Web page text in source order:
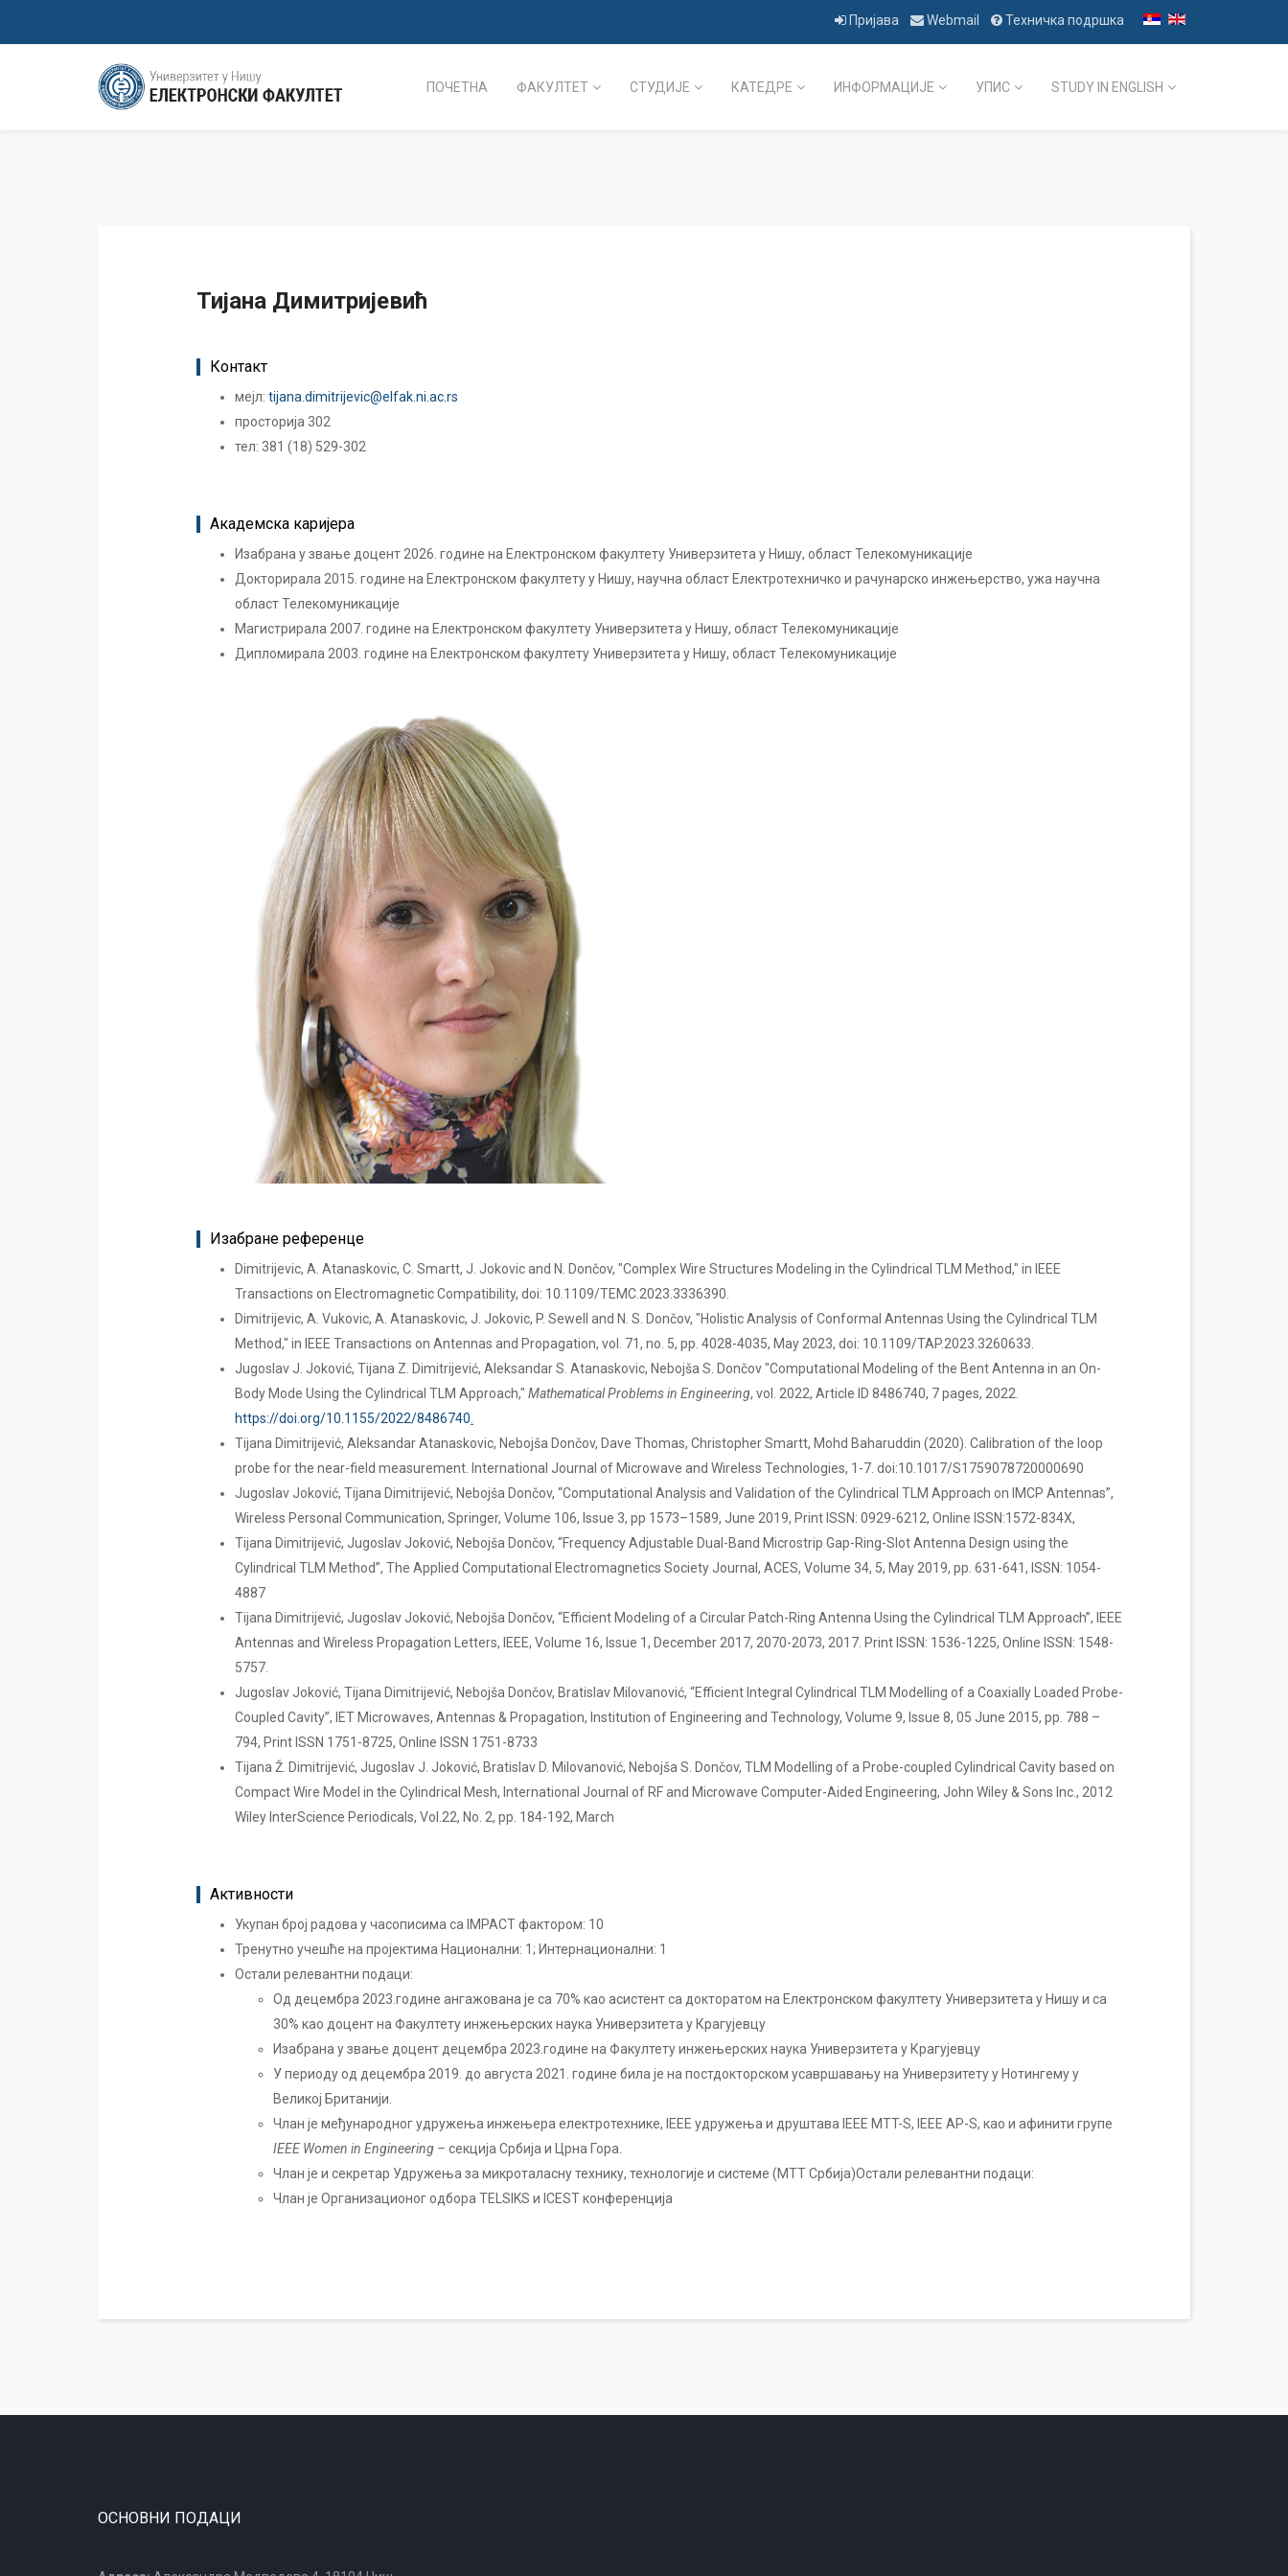
Пријава Webmail Техничка подршка
ПОЧЕТНА ФАКУЛТЕТ СТУДИЈЕ КАТЕДРЕ ИНФОРМАЦИЈЕ УПИС STUDY IN ENGLISH
Тијана Димитријевић
Контакт
мејл: tijana.dimitrijevic@elfak.ni.ac.rs
просторија 302
тел: 381 (18) 529-302
Академска каријера
Изабрана у звање доцент 2026. године на Електронском факултету Универзитета у Нишу, област Телекомуникације
Докторирала 2015. године на Електронском факултету у Нишу, научна област Електротехничко и рачунарско инжењерство, ужа научна
област Телекомуникације
Магистрирала 2007. године на Електронском факултету Универзитета у Нишу, област Телекомуникације
Дипломирала 2003. године на Електронском факултету Универзитета у Нишу, област Телекомуникације
Изабране референце
Dimitrijevic, A. Atanaskovic, C. Smartt, J. Jokovic and N. Dončov, "Complex Wire Structures Modeling in the Cylindrical TLM Method," in IEEE
Transactions on Electromagnetic Compatibility, doi: 10.1109/TEMC.2023.3336390.
Dimitrijevic, A. Vukovic, A. Atanaskovic, J. Jokovic, P. Sewell and N. S. Dončov, "Holistic Analysis of Conformal Antennas Using the Cylindrical TLM
Method," in IEEE Transactions on Antennas and Propagation, vol. 71, no. 5, pp. 4028-4035, May 2023, doi: 10.1109/TAP.2023.3260633.
Jugoslav J. Joković, Tijana Z. Dimitrijević, Aleksandar S. Atanaskovic, Nebojša S. Dončov "Computational Modeling of the Bent Antenna in an On-
Body Mode Using the Cylindrical TLM Approach," Mathematical Problems in Engineering, vol. 2022, Article ID 8486740, 7 pages, 2022.
https://doi.org/10.1155/2022/8486740
Tijana Dimitrijević, Aleksandar Atanaskovic, Nebojša Dončov, Dave Thomas, Christopher Smartt, Mohd Baharuddin (2020). Calibration of the loop
probe for the near-field measurement. International Journal of Microwave and Wireless Technologies, 1-7. doi:10.1017/S1759078720000690
Jugoslav Joković, Tijana Dimitrijević, Nebojša Dončov, “Computational Analysis and Validation of the Cylindrical TLM Approach on IMCP Antennas”,
Wireless Personal Communication, Springer, Volume 106, Issue 3, pp 1573–1589, June 2019, Print ISSN: 0929-6212, Online ISSN:1572-834X,
Tijana Dimitrijević, Jugoslav Joković, Nebojša Dončov, “Frequency Adjustable Dual-Band Microstrip Gap-Ring-Slot Antenna Design using the
Cylindrical TLM Method”, The Applied Computational Electromagnetics Society Journal, ACES, Volume 34, 5, May 2019, pp. 631-641, ISSN: 1054-
4887
Tijana Dimitrijević, Jugoslav Joković, Nebojša Dončov, “Efficient Modeling of a Circular Patch-Ring Antenna Using the Cylindrical TLM Approach”, IEEE
Antennas and Wireless Propagation Letters, IEEE, Volume 16, Issuе 1, December 2017, 2070-2073, 2017. Print ISSN: 1536-1225, Online ISSN: 1548-
5757.
Jugoslav Joković, Tijana Dimitrijević, Nebojša Dončov, Bratislav Milovanović, “Efficient Integral Cylindrical TLM Modelling of a Coaxially Loaded Probe-
Coupled Cavity”, IET Microwaves, Antennas & Propagation, Institution of Engineering and Technology, Volume 9, Issue 8, 05 June 2015, pp. 788 –
794, Print ISSN 1751-8725, Online ISSN 1751-8733
Tijana Ž. Dimitrijević, Jugoslav J. Joković, Bratislav D. Milovanović, Nebojša S. Dončov, TLM Modelling of a Probe-coupled Cylindrical Cavity based on
Compact Wire Model in the Cylindrical Mesh, International Journal of RF and Microwave Computer-Aided Engineering, John Wiley & Sons Inc., 2012
Wiley InterScience Periodicals, Vol.22, No. 2, pp. 184-192, March
Активности
Укупан број радова у часописима са IMPACT фактором: 10
Тренутно учешће на пројектима Национални: 1; Интернационални: 1
Остали релевантни подаци:
Од децембра 2023.године ангажована је са 70% као асистент са докторатом на Електронском факултету Универзитета у Нишу и са
30% као доцент на Факултету инжењерских наука Универзитета у Крагујевцу
Изабрана у звање доцент децембра 2023.године на Факултету инжењерских наука Универзитета у Крагујевцу
У периоду од децембра 2019. до августа 2021. године била је на постдокторском усавршавању на Универзитету у Нотингему у
Великој Британији.
Члан је међународног удружења инжењера електротехнике, IEEE удружења и друштава IEEE MTT-S, IEEE АP-S, као и афинити групе
IEEE Women in Engineering – секција Србија и Црна Гора.
Члан је и секретар Удружења за микроталасну технику, технологије и системе (МТТ Србија)Остали релевантни подаци:
Члан је Организационог одбора TELSIKS и ICEST конференција
ОСНОВНИ ПОДАЦИ